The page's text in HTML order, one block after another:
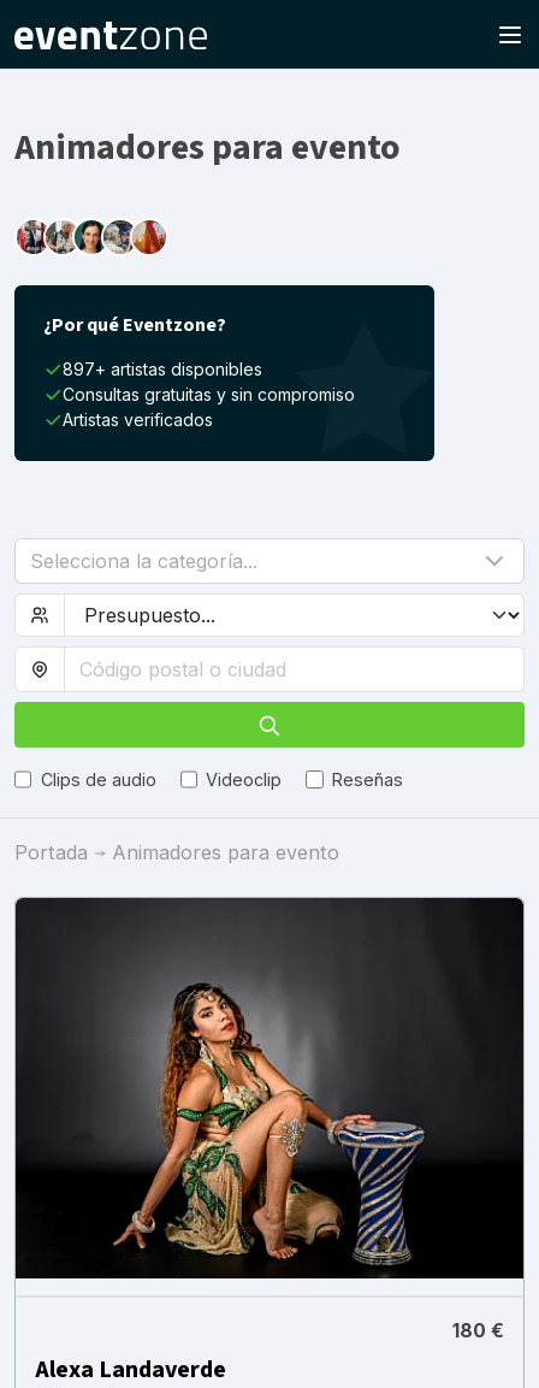
Animadores para evento
¿Por qué Eventzone?
897+ artistas disponibles
Consultas gratuitas y sin compromiso
Artistas verificados
Selecciona la categoría...
Clips de audio Videoclip Reseñas
Portada Animadores para evento
180 €
Alexa Landaverde